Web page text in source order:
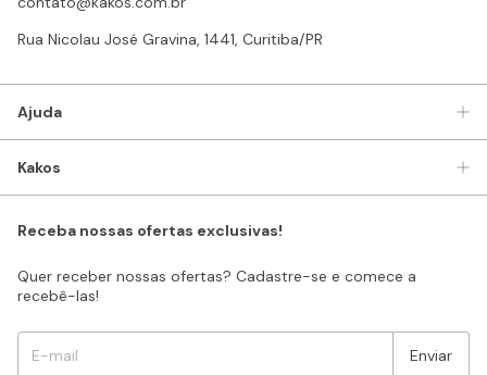
Rua Nicolau José Gravina, 1441, Curitiba/PR
Ajuda
Kakos
Receba nossas ofertas exclusivas!
Quer receber nossas ofertas? Cadastre-se e comece a
recebê-las!